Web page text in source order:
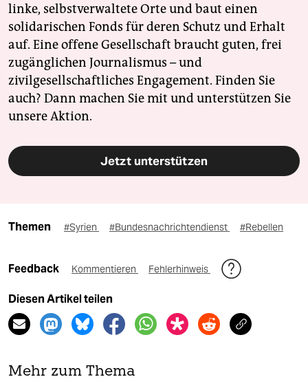
linke, selbstverwaltete Orte und baut einen
solidarischen Fonds für deren Schutz und Erhalt
auf. Eine offene Gesellschaft braucht guten, frei
zugänglichen Journalismus – und
zivilgesellschaftliches Engagement. Finden Sie
auch? Dann machen Sie mit und unterstützen Sie
unsere Aktion.
Jetzt unterstützen
Themen #Syrien #Bundesnachrichtendienst #Rebellen
Feedback Kommentieren Fehlerhinweis
Diesen Artikel teilen
Mehr zum Thema